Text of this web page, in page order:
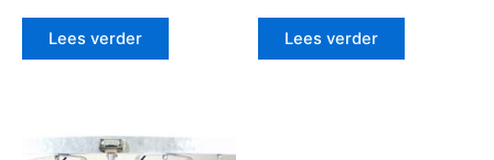
Lees verder Lees verder